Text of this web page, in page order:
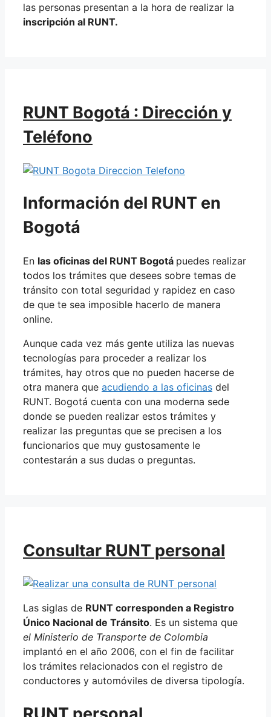
las personas presentan a la hora de realizar la
inscripción al RUNT.
RUNT Bogotá : Dirección y
Teléfono
Información del RUNT en
Bogotá
En las oficinas del RUNT Bogotá puedes realizar
todos los trámites que desees sobre temas de
tránsito con total seguridad y rapidez en caso
de que te sea imposible hacerlo de manera
online.
Aunque cada vez más gente utiliza las nuevas
tecnologías para proceder a realizar los
trámites, hay otros que no pueden hacerse de
otra manera que acudiendo a las oficinas del
RUNT. Bogotá cuenta con una moderna sede
donde se pueden realizar estos trámites y
realizar las preguntas que se precisen a los
funcionarios que muy gustosamente le
contestarán a sus dudas o preguntas.
Consultar RUNT personal
Las siglas de RUNT corresponden a Registro
Único Nacional de Tránsito. Es un sistema que
el Ministerio de Transporte de Colombia
implantó en el año 2006, con el fin de facilitar
los trámites relacionados con el registro de
conductores y automóviles de diversa tipología.